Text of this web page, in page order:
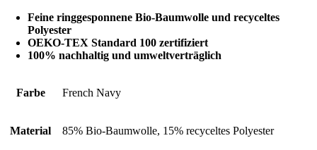
Feine ringgesponnene Bio-Baumwolle und recyceltes
Polyester
OEKO-TEX Standard 100 zertifiziert
100% nachhaltig und umweltverträglich
Farbe French Navy
Material 85% Bio-Baumwolle, 15% recyceltes Polyester